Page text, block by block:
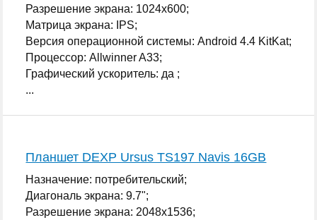
Разрешение экрана: 1024x600;
Матрица экрана: IPS;
Версия операционной системы: Android 4.4 KitKat;
Процессор: Allwinner A33;
Графический ускоритель: да ;
...
Планшет DEXP Ursus TS197 Navis 16GB
Назначение: потребительский;
Диагональ экрана: 9.7";
Разрешение экрана: 2048x1536;